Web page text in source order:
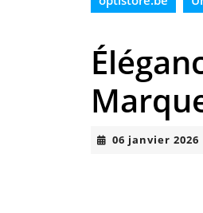
06 janvier 2026